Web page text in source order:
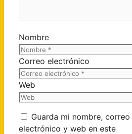
Nombre
Correo electrónico
Web
Guarda mi nombre, correo
electrónico y web en este